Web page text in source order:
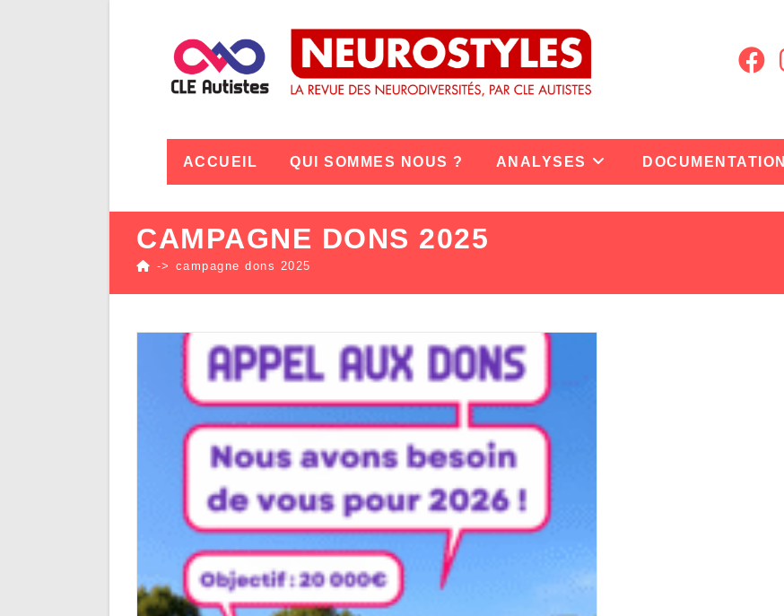
ACCUEIL QUI SOMMES NOUS ? ANALYSES DOCUMENTATION
CAMPAGNE DONS 2025
-> campagne dons 2025